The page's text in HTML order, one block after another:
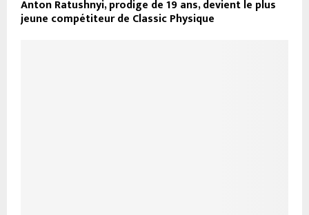
Anton Ratushnyi, prodige de 19 ans, devient le plus
jeune compétiteur de Classic Physique